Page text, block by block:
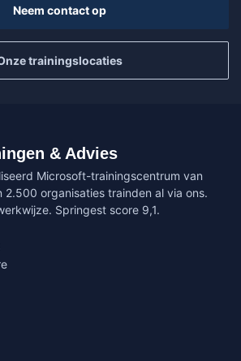
Neem contact op
trainingslocaties
& Advies
Microsoft-trainingscentrum van
2.500 organisaties trainden al via ons.
Springest score 9,1.